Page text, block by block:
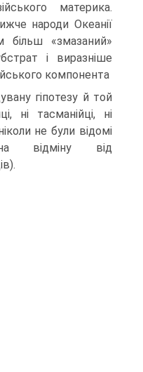
материка.
на­роди Океанії
більш «змазаний»
і виразніше
компонента
гіпотезу й той
ні тас­манійці, ні
не були відомі
від­міну від